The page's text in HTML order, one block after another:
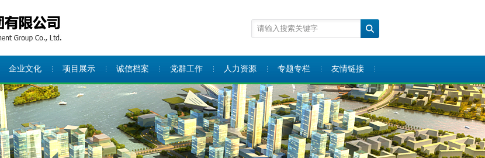
企业文化 项目展示 诚信档案 党群工作 人力资源 专题专栏 友情链接